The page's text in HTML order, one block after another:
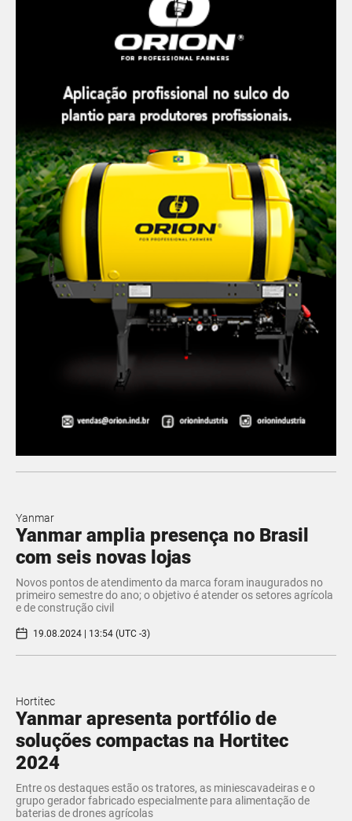
Yanmar
Yanmar amplia presença no Brasil
com seis novas lojas
Novos pontos de atendimento da marca foram inaugurados no
primeiro semestre do ano; o objetivo é atender os setores agrícola
e de construção civil
19.08.2024 | 13:54 (UTC -3)
Hortitec
Yanmar apresenta portfólio de
soluções compactas na Hortitec
2024
Entre os destaques estão os tratores, as miniescavadeiras e o
grupo gerador fabricado especialmente para alimentação de
baterias de drones agrícolas